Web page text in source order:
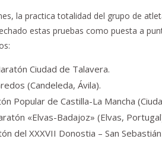
la practica totalidad del grupo de
estas pruebas como puesta a
Ciudad de Talavera.
(Candeleda, Ávila).
Popular de Castilla-La Mancha
«Elvas-Badajoz» (Elvas,
del XXXVII Donostia – San